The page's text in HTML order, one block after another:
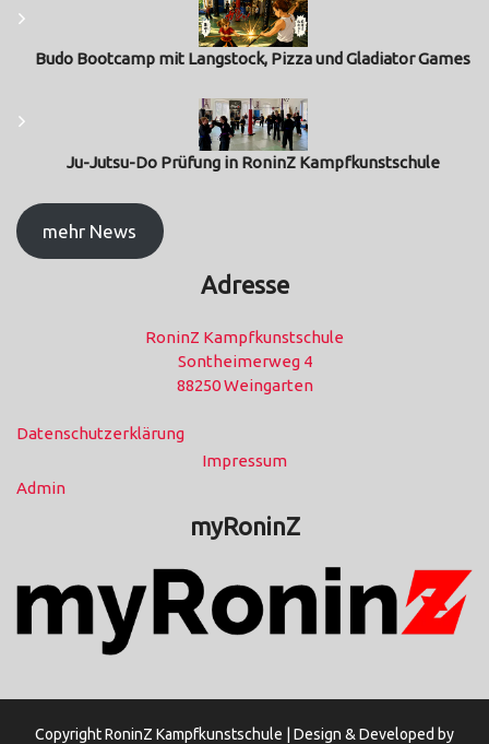
Budo Bootcamp mit Langstock, Pizza und Gladiator Games
Ju-Jutsu-Do Prüfung in RoninZ Kampfkunstschule
mehr News
Adresse
RoninZ Kampfkunstschule
Sontheimerweg 4
88250 Weingarten
Datenschutzerklärung
Impressum
Admin
myRoninZ
Copyright RoninZ Kampfkunstschule | Design & Developed by